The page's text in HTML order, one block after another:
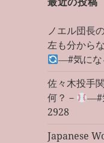
ノエル団長
左も分から
―#気にな
佐々木投手
何？－
―#
2928
Japanese